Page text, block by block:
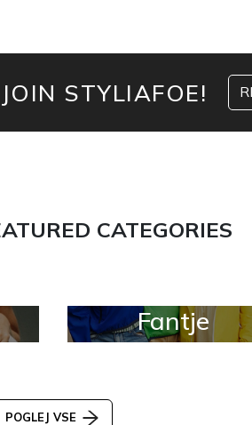
STYLIAFOE!
CATEGORIES
Fantje
POGLEJ VSE